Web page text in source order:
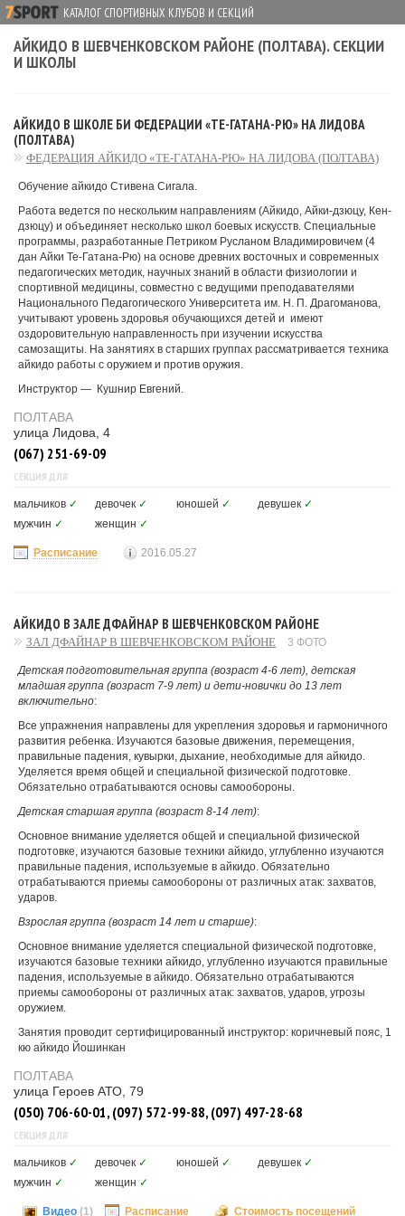
КАТАЛОГ СПОРТИВНЫХ КЛУБОВ И СЕКЦИЙ
АЙКИДО В ШЕВЧЕНКОВСКОМ РАЙОНЕ (ПОЛТАВА). СЕКЦИИ
И ШКОЛЫ
АЙКИДО В ШКОЛЕ БИ ФЕДЕРАЦИИ «ТЕ-ГАТАНА-РЮ» НА ЛИДОВА
(ПОЛТАВА)
ФЕДЕРАЦИЯ АЙКИДО «ТЕ-ГАТАНА-РЮ» НА ЛИДОВА (ПОЛТАВА)
Обучение айкидо Стивена Сигала.
Работа ведется по нескольким направлениям (Айкидо, Айки-дзюцу, Кен-
дзюцу) и объединяет несколько школ боевых искусств. Специальные
программы, разработанные Петриком Русланом Владимировичем (4
дан Айки Те-Гатана-Рю) на основе древних восточных и современных
педагогических методик, научных знаний в области физиологии и
спортивной медицины, совместно с ведущими преподавателями
Национального Педагогического Университета им. Н. П. Драгоманова,
учитывают уровень здоровья обучающихся детей и имеют
оздоровительную направленность при изучении искусства
самозащиты. На занятиях в старших группах рассматривается техника
айкидо работы с оружием и против оружия.
Инструктор — Кушнир Евгений.
ПОЛТАВА
улица Лидова, 4
(067) 251-69-09
СЕКЦИЯ ДЛЯ
мальчиков ✓ девочек ✓ юношей ✓ девушек ✓
мужчин ✓ женщин ✓
Расписание 2016.05.27
АЙКИДО В ЗАЛЕ ДФАЙНАР В ШЕВЧЕНКОВСКОМ РАЙОНЕ
ЗАЛ ДФАЙНАР В ШЕВЧЕНКОВСКОМ РАЙОНЕ 3 ФОТО
Детская подготовительная группа (возраст 4-6 лет), детская
младшая группа (возраст 7-9 лет) и дети-новички до 13 лет
включительно:
Все упражнения направлены для укрепления здоровья и гармоничного
развития ребенка. Изучаются базовые движения, перемещения,
правильные падения, кувырки, дыхание, необходимые для айкидо.
Уделяется время общей и специальной физической подготовке.
Обязательно отрабатываются основы самообороны.
Детская старшая группа (возраст 8-14 лет):
Основное внимание уделяется общей и специальной физической
подготовке, изучаются базовые техники айкидо, углубленно изучаются
правильные падения, используемые в айкидо. Обязательно
отрабатываются приемы самообороны от различных атак: захватов,
ударов.
Взрослая группа (возраст 14 лет и старше):
Основное внимание уделяется специальной физической подготовке,
изучаются базовые техники айкидо, углубленно изучаются правильные
падения, используемые в айкидо. Обязательно отрабатываются
приемы самообороны от различных атак: захватов, ударов, угрозы
оружием.
Занятия проводит сертифицированный инструктор: коричневый пояс, 1
кю айкидо Йошинкан
ПОЛТАВА
улица Героев АТО, 79
(050) 706-60-01, (097) 572-99-88, (097) 497-28-68
СЕКЦИЯ ДЛЯ
мальчиков ✓ девочек ✓ юношей ✓ девушек ✓
мужчин ✓ женщин ✓
Видео (1) Расписание Стоимость посещений